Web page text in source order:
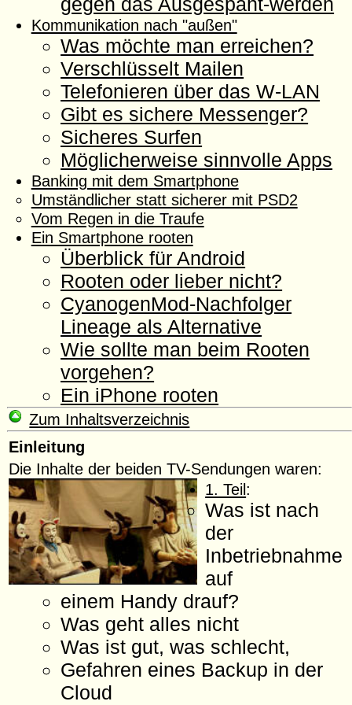
Kommunikation nach "außen"
Was möchte man erreichen?
Verschlüsselt Mailen
Telefonieren über das W-LAN
Gibt es sichere Messenger?
Sicheres Surfen
Möglicherweise sinnvolle Apps
Banking mit dem Smartphone
Umständlicher statt sicherer mit PSD2
Vom Regen in die Traufe
Ein Smartphone rooten
Überblick für Android
Rooten oder lieber nicht?
CyanogenMod-Nachfolger
Lineage als Alternative
Wie sollte man beim Rooten
vorgehen?
Ein iPhone rooten
Zum Inhaltsverzeichnis
Einleitung
Die Inhalte der beiden TV-Sendungen waren:
1. Teil:
Was ist nach
der
Inbetriebnahme
auf
einem Handy drauf?
Was geht alles nicht
Was ist gut, was schlecht,
Gefahren eines Backup in der
Cloud